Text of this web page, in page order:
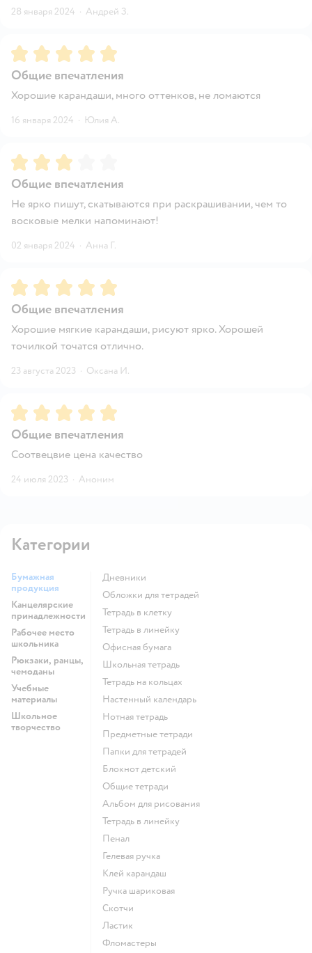
28 января 2024 · Андрей З.
Рейтинг:5
Общие впечатления
Хорошие карандаши, много оттенков, не ломаются
16 января 2024 · Юлия А.
Рейтинг:3
Общие впечатления
Не ярко пишут, скатываются при раскрашивании, чем то
восковые мелки напоминают!
02 января 2024 · Анна Г.
Рейтинг:5
Общие впечатления
Хорошие мягкие карандаши, рисуют ярко. Хорошей
точилкой точатся отлично.
23 августа 2023 · Оксана И.
Рейтинг:5
Общие впечатления
Соотвецвие цена качество
24 июля 2023 · Аноним
Категории
Бумажная
продукция
Канцелярские
принадлежности
Рабочее место
школьника
Рюкзаки, ранцы,
чемоданы
Учебные
материалы
Школьное
творчество
Дневники
Обложки для тетрадей
Тетрадь в клетку
Тетрадь в линейку
Офисная бумага
Школьная тетрадь
Тетрадь на кольцах
Настенный календарь
Нотная тетрадь
Предметные тетради
Папки для тетрадей
Блокнот детский
Общие тетради
Альбом для рисования
Тетрадь в линейку
Пенал
Гелевая ручка
Клей карандаш
Ручка шариковая
Скотчи
Ластик
Фломастеры